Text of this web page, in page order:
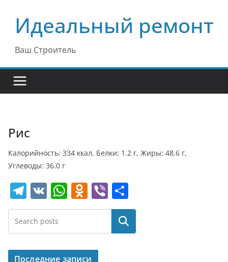
содержимому
Идеальный ремонт
Ваш Строитель
Рис
Калорийность: 334 ккал, Белки: 1.2 г, Жиры: 48.6 г,
Углеводы: 36.0 г
T
el
e
gr
a
V
K
W
h
s
A
O
d
o
kl
Vi
b
er
т
п
р
Поиск
Последние записи